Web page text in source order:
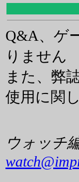
Q&A、ゲ
りません
また、弊
使用に関
ウォッチ